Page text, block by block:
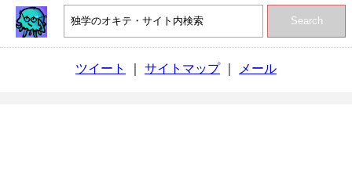
Search
ツイート サイトマップ｜ メール